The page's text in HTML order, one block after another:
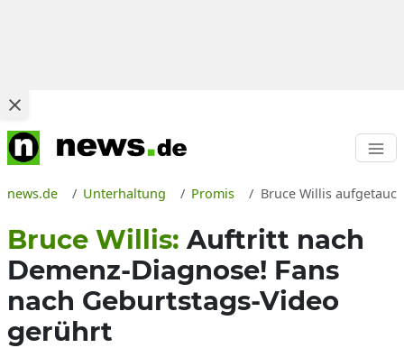
news.de Unterhaltung Promis Bruce Willis
Bruce Willis: Auftritt nach
Demenz-Diagnose! Fans
nach Geburtstags-Video
gerührt